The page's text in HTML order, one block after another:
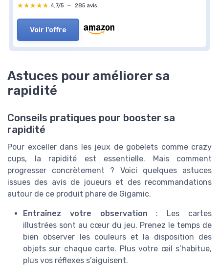
★★★★★
★★★★★ 4,7/5 — 285 avis
Voir l'offre
Astuces pour améliorer sa
rapidité
Conseils pratiques pour booster sa
rapidité
Pour exceller dans les jeux de gobelets comme crazy
cups, la rapidité est essentielle. Mais comment
progresser concrètement ? Voici quelques astuces
issues des avis de joueurs et des recommandations
autour de ce produit phare de Gigamic.
Entraînez votre observation : Les cartes
illustrées sont au cœur du jeu. Prenez le temps de
bien observer les couleurs et la disposition des
objets sur chaque carte. Plus votre œil s’habitue,
plus vos réflexes s’aiguisent.